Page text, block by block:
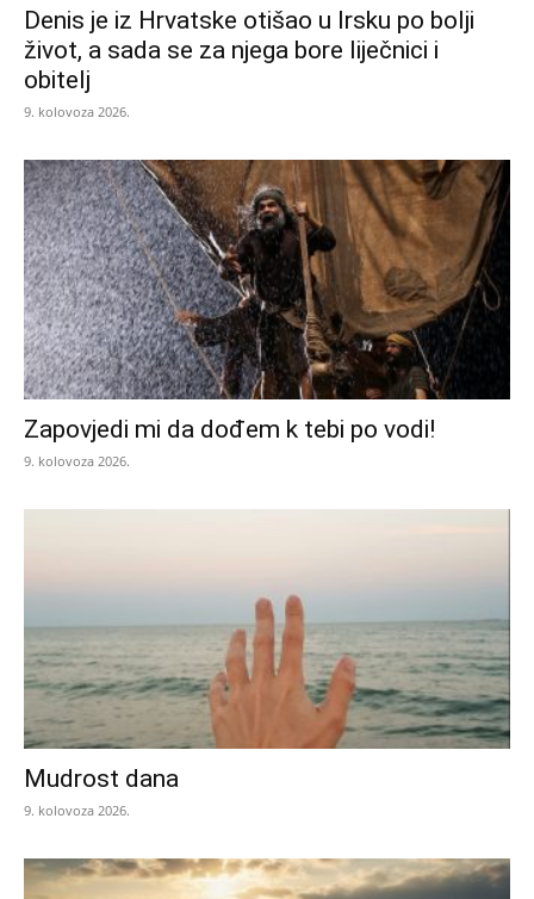
Denis je iz Hrvatske otišao u Irsku po bolji
život, a sada se za njega bore liječnici i
obitelj
9. kolovoza 2026.
Zapovjedi mi da dođem k tebi po vodi!
9. kolovoza 2026.
Mudrost dana
9. kolovoza 2026.